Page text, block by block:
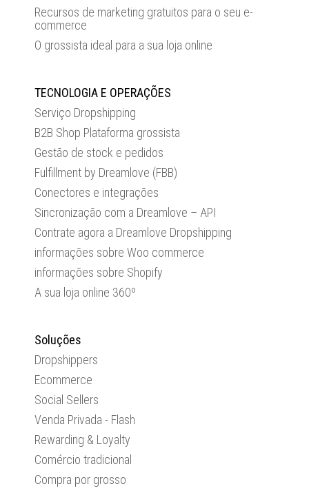
Recursos de marketing gratuitos para o seu e-
commerce
O grossista ideal para a sua loja online
TECNOLOGIA E OPERAÇÕES
Serviço Dropshipping
B2B Shop Plataforma grossista
Gestão de stock e pedidos
Fulfillment by Dreamlove (FBB)
Conectores e integrações
Sincronização com a Dreamlove – API
Contrate agora a Dreamlove Dropshipping
informações sobre Woo commerce
informações sobre Shopify
A sua loja online 360º
Soluções
Dropshippers
Ecommerce
Social Sellers
Venda Privada - Flash
Rewarding & Loyalty
Comércio tradicional
Compra por grosso